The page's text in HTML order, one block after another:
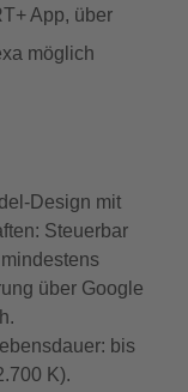
App, über
möglich
Design mit
Steuerbar
über Google
bis
K).